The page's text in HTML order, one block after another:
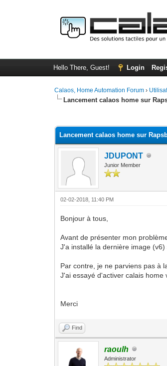
Hello There, Guest! Login
Calaos, Home Automation Forum ›
Lancement calaos home sur
Lancement calaos home sur
JDUPONT
Junior Member
02-02-2018, 11:40 PM
Bonjour à tous,
Avant de présenter mon
J'a installé la dernière image
Par contre, je ne parviens pas à
J'ai essayé d'activer calais
Merci
Find
raoulh
Administrator